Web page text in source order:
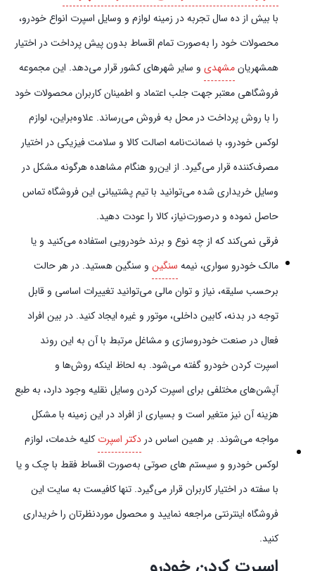
با بیش از ده سال تجربه در زمینه لوازم و وسایل اسپرت انواع خودرو،
محصولات خود را به‌صورت تمام اقساط بدون پیش‌‎ پرداخت در اختیار
همشهریانمشهدی و سایر شهرهای کشور قرار می‌دهد. این مجموعه
فروشگاهی معتبر جهت جلب اعتماد و اطمینان کاربران محصولات خود
را با روش پرداخت در محل به فروش می‌رساند. علاوه‌بر‌این، لوازم
لوکس خودرو، با ضمانت‌نامه اصالت کالا و سلامت فیزیکی در اختیار
مصرف‌کننده قرار می‌گیرد. از این‌رو هنگام مشاهده هرگونه مشکل در
وسایل خریداری شده می‌توانید با تیم پشتیبانی این فروشگاه تماس
حاصل نموده و در‌صورت‌نیاز، کالا را عودت دهید.
فرقی نمی‌کند که از چه نوع و برند خودرویی استفاده می‌کنید و یا
مالک خودرو سواری، نیمه سنگین و سنگین هستید. در هر حالت
برحسب سلیقه، نیاز و توان مالی می‌توانید تغییرات اساسی و قابل
توجه در بدنه، کابین داخلی، موتور و غیره ایجاد کنید. در بین افراد
فعال در صنعت خودروسازی و مشاغل مرتبط با آن به این روند
اسپرت کردن خودرو گفته می‌شود. به لحاظ اینکه روش‌ها و
آپشن‌های مختلفی برای اسپرت کردن وسایل نقلیه وجود دارد، به طبع
هزینه آن نیز متغیر است و بسیاری از افراد در این زمینه با مشکل
مواجه می‌شوند. بر همین اساس در دکتر اسپرت کلیه خدمات، لوازم
لوکس خودرو و سیستم‌ های صوتی به‌صورت اقساط فقط با چک و یا
با سفته در اختیار کاربران قرار می‌گیرد. تنها کافیست به سایت این
فروشگاه اینترنتی مراجعه نمایید و محصول موردنظرتان را خریداری
کنید.